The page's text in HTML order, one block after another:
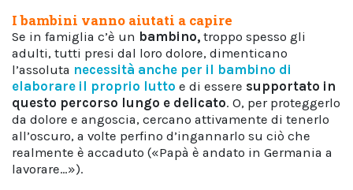
I bambini vanno aiutati a capire
Se in famiglia c’è un bambino, troppo spesso gli
adulti, tutti presi dal loro dolore, dimenticano
l’assoluta necessità anche per il bambino di
elaborare il proprio lutto e di essere supportato in
questo percorso lungo e delicato. O, per proteggerlo
da dolore e angoscia, cercano attivamente di tenerlo
all’oscuro, a volte perfino d’ingannarlo su ciò che
realmente è accaduto («Papà è andato in Germania a
lavorare…»).